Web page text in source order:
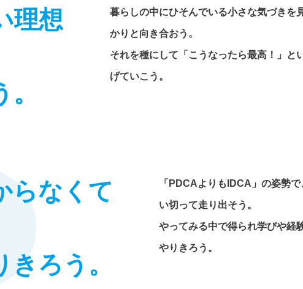
理想
暮らしの中にひそんでいる小さな気づきを
かりと向き合おう。
それを種にして「こうなったら最高！」と
げていこう。
らなくて
きろう。
「PDCAよりもIDCA」の姿勢
い切って走り出そう。
やってみる中で得られ学びや経
やりきろう。